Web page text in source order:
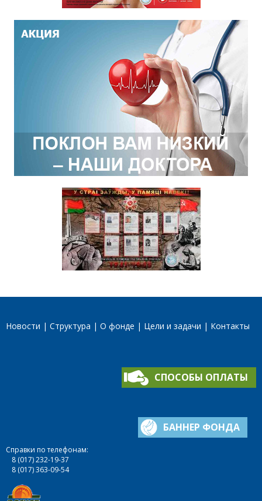
Новости Структура О фонде Цели и задачи Контакты
СПОСОБЫ ОПЛАТЫ
БАННЕР ФОНДА
Справки по телефонам:
8 (017) 232-19-37
8 (017) 363-09-54